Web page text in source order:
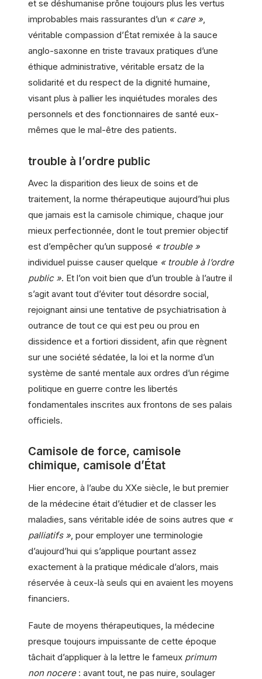
et se déshumanise prône toujours plus les vertus
improbables mais rassurantes d’un « care »,
véritable compassion d’État remixée à la sauce
anglo-saxonne en triste travaux pratiques d’une
éthique administrative, véritable ersatz de la
solidarité et du respect de la dignité humaine,
visant plus à pallier les inquiétudes morales des
personnels et des fonctionnaires de santé eux-
mêmes que le mal-être des patients.
trouble à l’ordre public
Avec la disparition des lieux de soins et de
traitement, la norme thérapeutique aujourd’hui plus
que jamais est la camisole chimique, chaque jour
mieux perfectionnée, dont le tout premier objectif
est d’empêcher qu’un supposé « trouble »
individuel puisse causer quelque « trouble à l’ordre
public ». Et l’on voit bien que d’un trouble à l’autre il
s’agit avant tout d’éviter tout désordre social,
rejoignant ainsi une tentative de psychiatrisation à
outrance de tout ce qui est peu ou prou en
dissidence et a fortiori dissident, afin que règnent
sur une société sédatée, la loi et la norme d’un
système de santé mentale aux ordres d’un régime
politique en guerre contre les libertés
fondamentales inscrites aux frontons de ses palais
officiels.
Camisole de force, camisole
chimique, camisole d’État
Hier encore, à l’aube du XXe siècle, le but premier
de la médecine était d’étudier et de classer les
maladies, sans véritable idée de soins autres que «
palliatifs », pour employer une terminologie
d’aujourd’hui qui s’applique pourtant assez
exactement à la pratique médicale d’alors, mais
réservée à ceux-là seuls qui en avaient les moyens
financiers.
Faute de moyens thérapeutiques, la médecine
presque toujours impuissante de cette époque
tâchait d’appliquer à la lettre le fameux primum
non nocere: avant tout, ne pas nuire, soulager